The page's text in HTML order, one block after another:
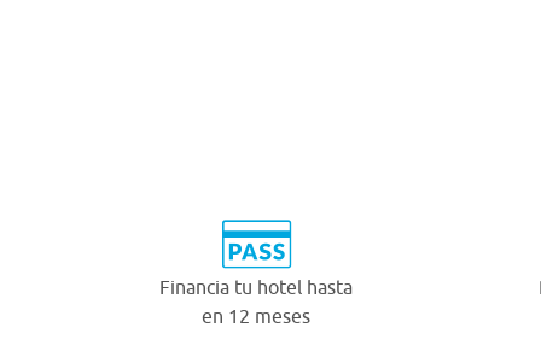
Financia tu hotel hasta
en 12 meses